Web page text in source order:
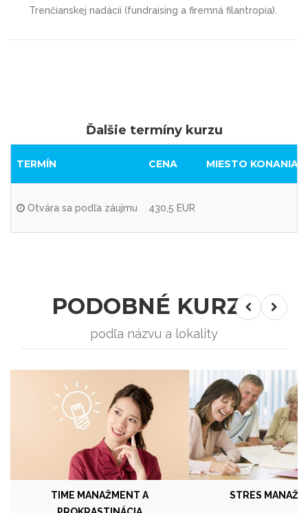
Trenčianskej nadácii (fundraising a firemná filantropia).
Ďalšie termíny kurzu
TERMÍN CENA MIESTO KONANIA
Otvára sa podľa záujmu 430,5 EUR
PODOBNÉ KURZY
podľa názvu a lokality
TIME MANAŽMENT A
STRES